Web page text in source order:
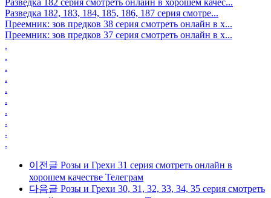
Разведка 182, 183, 184, 185, 186, 187 серия смотре...
Преемник: зов предков 38 серия смотреть онлайн в х...
Преемник: зов предков 37 серия смотреть онлайн в х...
.
.
.
.
.
.
.
.
.
.
이전글 Розы и Грехи 31 серия смотреть онлайн в
хорошем качестве Телеграм
다음글 Розы и Грехи 30, 31, 32, 33, 34, 35 серия смотреть